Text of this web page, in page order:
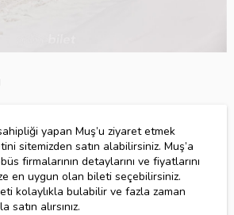
yapan Muş’u ziyaret etmek
sitemizden satın alabilirsiniz. Muş’a
firmalarının detaylarını ve fiyatlarını
en uygun olan bileti seçebilirsiniz.
kolaylıkla bulabilir ve fazla zaman
satın alırsınız.